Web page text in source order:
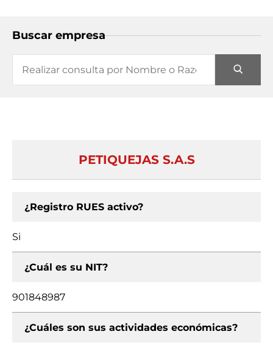
Buscar empresa
PETIQUEJAS S.A.S
¿Registro RUES activo?
Si
¿Cuál es su NIT?
901848987
¿Cuáles son sus actividades económicas?